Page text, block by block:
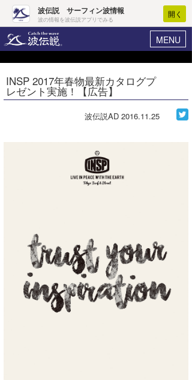
波伝説 サーフィン波情報
波の情報を波伝説アプリでみる
開く
MENU
ヘルプ マイホーム
ログイン
波予想ツール
サーフィンエリアガイド
会員メニュー
今月のプレゼント
INSP 2017年春物最新カタログプ
レゼント実施！【広告】
波伝説AD 2016.11.25
Core Surf Japan
ショップ情報
湘南
千葉北
ウラナミ
お知らせ
その他